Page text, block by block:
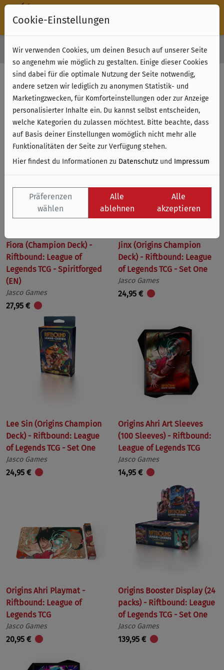
Kostenloser Versand & Retoure ab 49 € (innerhalb Deutschlands)
Filter anzeigen
Name
Fiora (Champion Deck) -
Riftbound: League of
Legends TCG - Spiritforged
(EN)
Jasco Games
27,95 €
Jinx (Origins Champion
Deck) - Riftbound: League
of Legends TCG - Set One
Jasco Games
24,95 €
Lee Sin (Origins Champion
Deck) - Riftbound: League
of Legends TCG - Set One
Jasco Games
24,95 €
Origins Ahri Art Sleeves
(100 Sleeves) - Riftbound:
League of Legends TCG
Jasco Games
14,95 €
Origins Ahri Playmat -
Riftbound: League of
Legends TCG
Jasco Games
20,95 €
Origins Booster Display (24
packs) - Riftbound: League
of Legends TCG - Set One
Jasco Games
139,95 €
Cookie-Einstellungen
Wir verwenden Cookies, um deinen Besuch auf unserer Seite
so angenehm wie möglich zu gestalten. Einige dieser Cookies
sind dabei für die optimale Nutzung der Seite notwendig,
andere setzen wir lediglich zu anonymen Statistik- und
Marketingzwecken, für Komforteinstellungen oder zur Anzeige
personalisierter Inhalte ein. Du kannst selbst entscheiden,
welche Kategorien du zulassen möchtest. Bitte beachte, dass
auf Basis deiner Einstellungen womöglich nicht mehr alle
Funktionalitäten der Seite zur Verfügung stehen.
Hier findest du Informationen zu Datenschutz und Impressum
Präferenzen
wählen
Alle
ablehnen
Alle
akzeptieren